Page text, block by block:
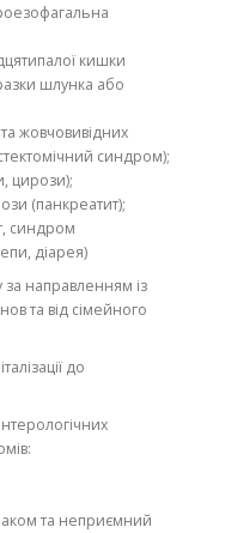
кишки
шлунка або
жовчовивідних
синдром);
цирози);
(панкреатит);
синдром
діарея)
направленням із
та від сімейного
до
та неприємний